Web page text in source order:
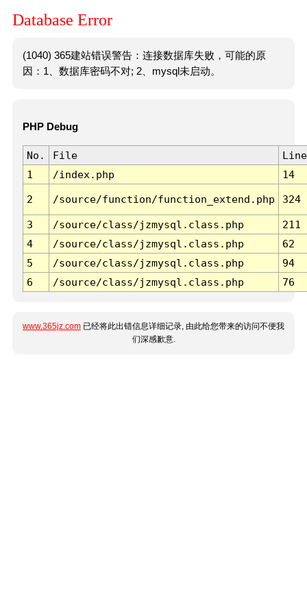
Database Error
(1040) 365建站错误警告：连接数据库失败，可能的原
因：1、数据库密码不对; 2、mysql未启动。
PHP Debug
No. File
Line
1
/index.php 14
2 /source/function/function_extend.php 324
3 /source/class/jzmysql.class.php
211
4
/source/class/jzmysql.class.php
62
5
/source/class/jzmysql.class.php
94
6
/source/class/jzmysql.class.php 76
www.365jz.com 已经将此出错信息详细记录, 由此给您带来的访问不便我
们深感歉意.